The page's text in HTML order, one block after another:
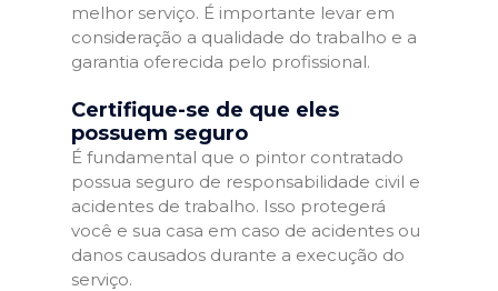
melhor serviço. É importante levar em
consideração a qualidade do trabalho e a
garantia oferecida pelo profissional.
Certifique-se de que eles
possuem seguro
É fundamental que o pintor contratado
possua seguro de responsabilidade civil e
acidentes de trabalho. Isso protegerá
você e sua casa em caso de acidentes ou
danos causados durante a execução do
serviço.